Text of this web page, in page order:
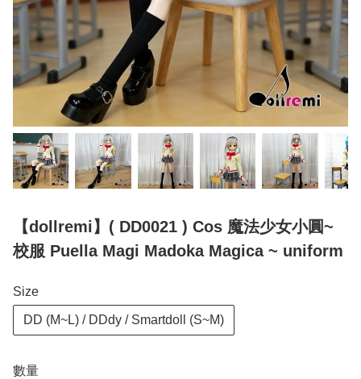
【dollremi】( DD0021 ) Cos 魔法少女小圓~
校服 Puella Magi Madoka Magica ~ uniform
Size
DD (M~L) / DDdy / Smartdoll (S~M)
數量